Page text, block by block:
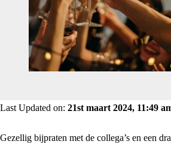
Last Updated on: 21st maart 2024, 11:49
Gezellig bijpraten met de collega’s en een